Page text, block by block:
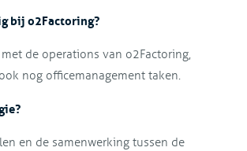
bij o2Factoring?
de operations van o2Factoring,
nog officemanagement taken.
en de samenwerking tussen de